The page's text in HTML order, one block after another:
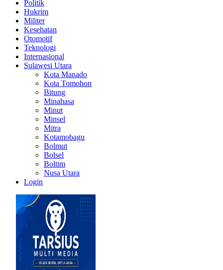
Politik
Hukrim
Militer
Kesehatan
Otomotif
Teknologi
Internasional
Sulawesi Utara
Kota Manado
Kota Tomohon
Bitung
Minahasa
Minut
Minsel
Mitra
Kotamobagu
Bolmut
Bolsel
Boltim
Nusa Utara
Login